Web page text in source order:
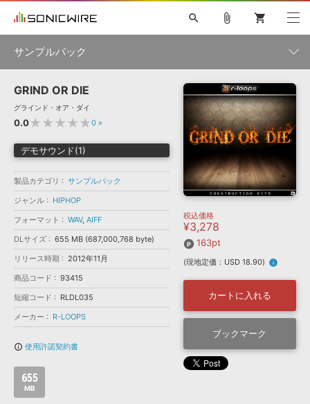
ソフト音源 »
プラグイン・エフェクト »
サンプルパック »
ソフトウェア／ツール »
DAW »
効果音 »
BGM »
キャンペーン »
特集 »
ニュースレター »
SONICWIREブログ »
製品サポート情報 »
DTMガイド »
FAQ »
お問い合わせ »
音楽カード
楽曲配信流通 サービス
無償のサウンド管理ソフト
search
初音ミク NT 鏡音リン・レン V4X 巡音ルカ V4X
MEIKO V3
KAITO V3
VOCALOID
SPITFIRE AUDIO
VIENNA
EZ DRUMMER 3
ライセンスフリーBGM
サンプルパックを試そう
ボーカル抜き出し
DUBSTEP
MUTANT
ROUTER.FM
ソフト音源 プラグイン・エフェクト
ソフトウェア／ツール 効果音
attach_file shopping_cart
サンプルパック
製品一覧
ジャンル
メーカー
フォーマット
ランキング
GRIND OR DIE
グラインド・オア・ダイ
0.0★★★★★0 »
デモサウンド(1)
製品カテゴリ
サンプルパック
ジャンル
HIPHOP
フォーマット
WAV, AIFF
DLサイズ
655 MB (687,000,768 byte)
リリース時期
2012年11月
商品コード
93415
短縮コード
RLDL035
メーカー
R-LOOPS
info_outline 使用許諾契約書
655
MB
税込価格
¥3,278
163pt
(現地定価：USD 18.90) info
カートに入れる
ブックマーク